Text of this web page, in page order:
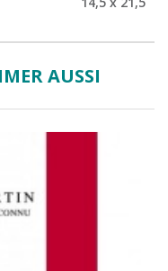
AUSSI